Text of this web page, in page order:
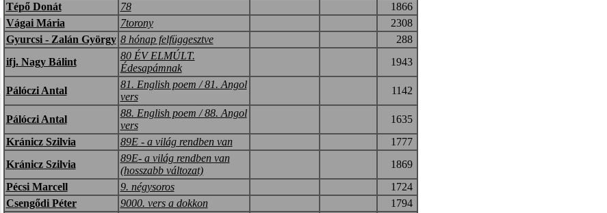
Tépő Donát
78
1866
Vágai Mária
7torony
2308
Gyurcsi - Zalán György 8 hónap felfüggesztve
288
ifj. Nagy Bálint
80 ÉV ELMÚLT.
Édesapámnak
1943
Pálóczi Antal
81. English poem / 81. Angol
vers
1142
Pálóczi Antal
88. English poem / 88. Angol
vers
1635
Kránicz Szilvia
89E - a világ rendben van
1777
Kránicz Szilvia
89E- a világ rendben van
(hosszabb változat)
1869
Pécsi Marcell
9. négysoros
1724
Csengődi Péter
9000. vers a dokkon
1794